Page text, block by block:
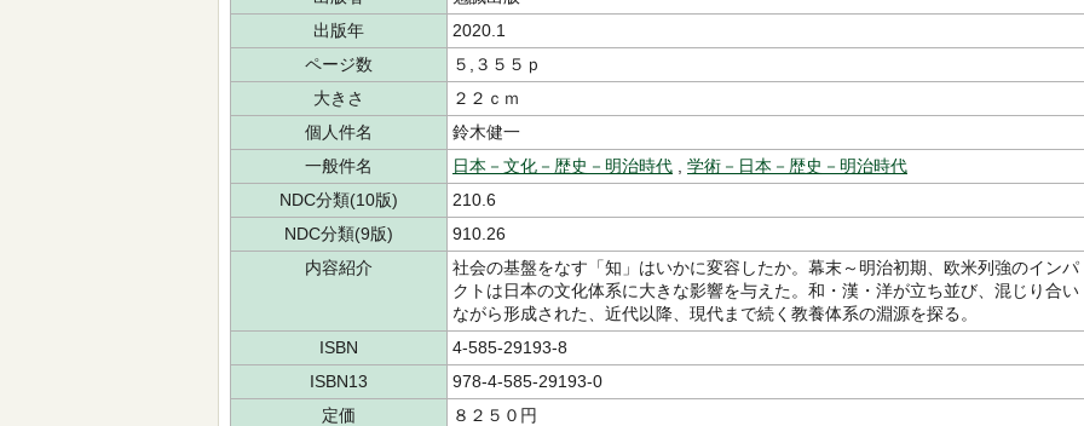
出版年
2020.1
ページ数
５,３５５ｐ
大きさ
２２ｃｍ
個人件名
鈴木健一
一般件名
日本－文化－歴史－明治時代
学術－日本－歴史－明治時代
NDC分類(10版)
210.6
NDC分類(9版)
910.26
内容紹介
社会の基盤をなす「知」はいかに変容したか。幕末～明治初期、欧米列強のインパ
クトは日本の文化体系に大きな影響を与えた。和・漢・洋が立ち並び、混じり合い
ながら形成された、近代以降、現代まで続く教養体系の淵源を探る。
ISBN
4-585-29193-8
ISBN13
978-4-585-29193-0
定価
８２５０円